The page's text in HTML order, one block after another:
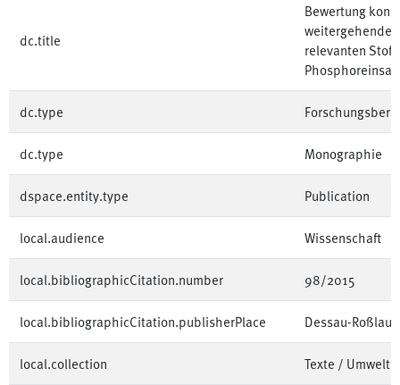
dc.title
Bewertung
relevanten
dc.type
dc.type Monographie
dspace.entity.type Publication
local.audience Wissenschaft
local.bibliographicCitation.number 98/2015
local.bibliographicCitation.publisherPlace Dessau-Roßlau
local.collection Texte /